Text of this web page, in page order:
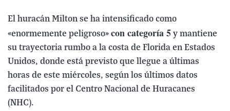
El huracán Milton se ha intensificado como
«enormemente peligroso» con categoría 5 y mantiene
su trayectoria rumbo a la costa de Florida en Estados
Unidos, donde está previsto que llegue a últimas
horas de este miércoles, según los últimos datos
facilitados por el Centro Nacional de Huracanes
(NHC).